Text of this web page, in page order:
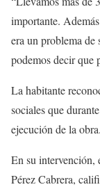
importante.
era un problema
podemos decir que
La habitante
sociales que
ejecución de la obra.
En su
Pérez Cabrera,